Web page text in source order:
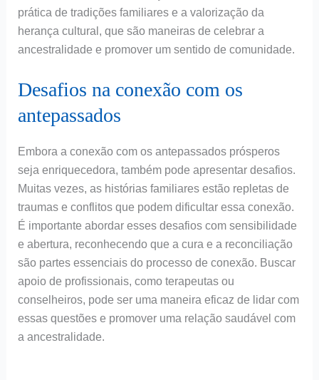
prática de tradições familiares e a valorização da
herança cultural, que são maneiras de celebrar a
ancestralidade e promover um sentido de comunidade.
Desafios na conexão com os
antepassados
Embora a conexão com os antepassados prósperos
seja enriquecedora, também pode apresentar desafios.
Muitas vezes, as histórias familiares estão repletas de
traumas e conflitos que podem dificultar essa conexão.
É importante abordar esses desafios com sensibilidade
e abertura, reconhecendo que a cura e a reconciliação
são partes essenciais do processo de conexão. Buscar
apoio de profissionais, como terapeutas ou
conselheiros, pode ser uma maneira eficaz de lidar com
essas questões e promover uma relação saudável com
a ancestralidade.